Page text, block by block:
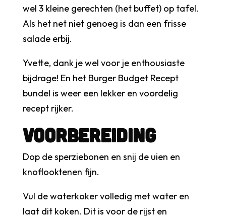
wel 3 kleine gerechten (het buffet) op tafel.
Als het net niet genoeg is dan een frisse
salade erbij.
Yvette, dank je wel voor je enthousiaste
bijdrage! En het Burger Budget Recept
bundel is weer een lekker en voordelig
recept rijker.
Voorbereiding
Dop de sperziebonen en snij de uien en
knoflooktenen fijn.
Vul de waterkoker volledig met water en
laat dit koken. Dit is voor de rijst en